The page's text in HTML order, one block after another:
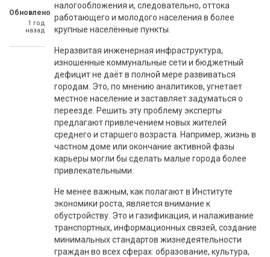
Обновлено
1 год
назад
налогообложения и, следовательно, оттока
работающего и молодого населения в более
крупные населённые пункты.
Неразвитая инженерная инфраструктура,
изношенные коммунальные сети и бюджетный
дефицит не даёт в полной мере развиваться
городам. Это, по мнению аналитиков, угнетает
местное население и заставляет задуматься о
переезде. Решить эту проблему эксперты
предлагают привлечением новых жителей
среднего и старшего возраста. Например, жизнь в
частном доме или окончание активной фазы
карьеры могли бы сделать малые города более
привлекательными.
Не менее важным, как полагают в Институте
экономики роста, является внимание к
обустройству. Это и газификация, и налаживание
транспортных, информационных связей, создание
минимальных стандартов жизнедеятельности
граждан во всех сферах: образование, культура,